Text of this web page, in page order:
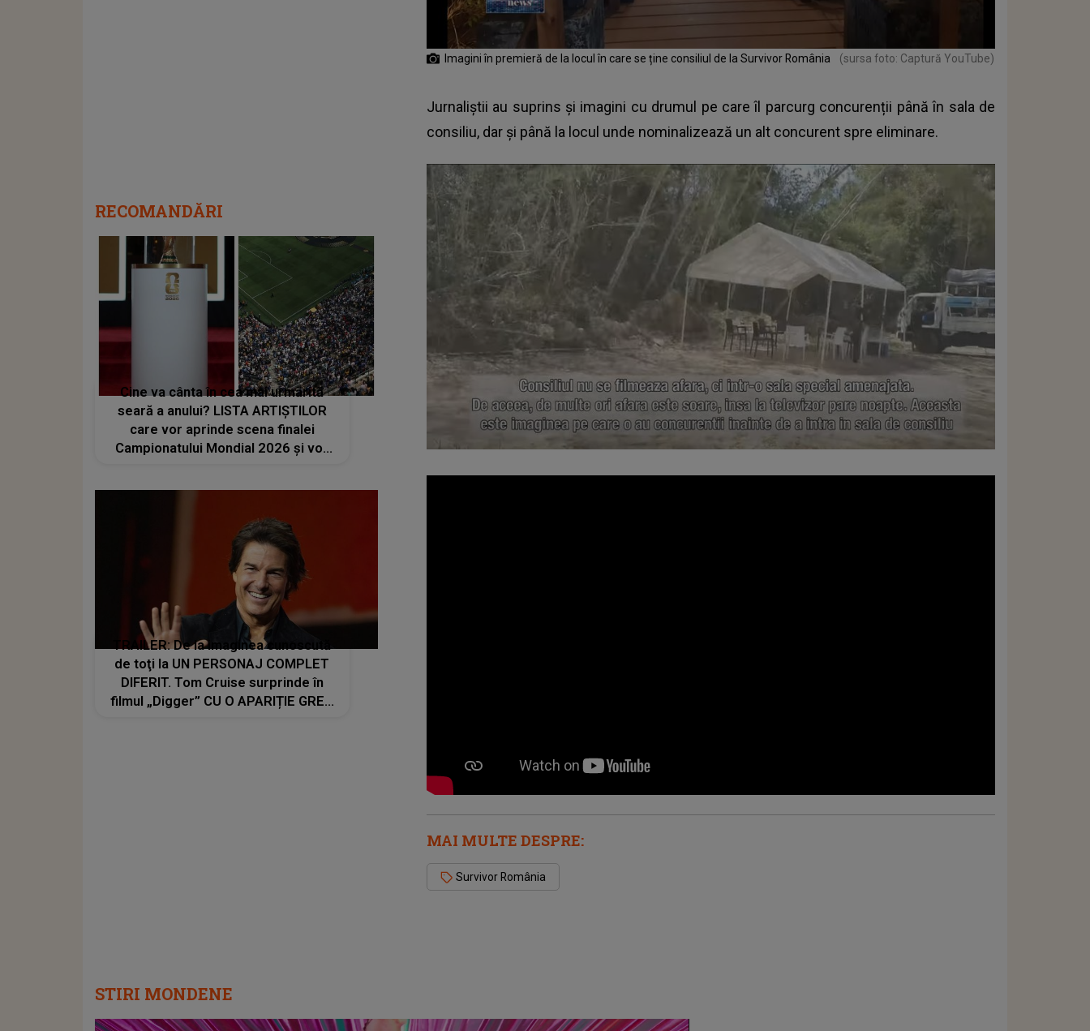
Imagini în premieră de la locul în care se ține consiliul de la Survivor România (sursa foto: Captură YouTube)
Jurnaliștii au suprins și imagini cu drumul pe care îl parcurg concurenții până în sala de
consiliu, dar și până la locul unde nominalizează un alt concurent spre eliminare.
MAI MULTE DESPRE:
Survivor România
RECOMANDĂRI
Cine va cânta în cea mai urmărită
seară a anului? LISTA ARTIȘTILOR
care vor aprinde scena finalei
Campionatului Mondial 2026 și vor
TRAILER: De la imaginea cunoscută
de toţi la UN PERSONAJ COMPLET
DIFERIT. Tom Cruise surprinde în
filmul „Digger” CU O APARIȚIE GREU
STIRI MONDENE